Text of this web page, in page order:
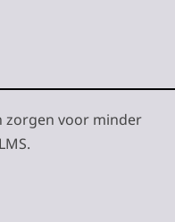
zorgen voor minder